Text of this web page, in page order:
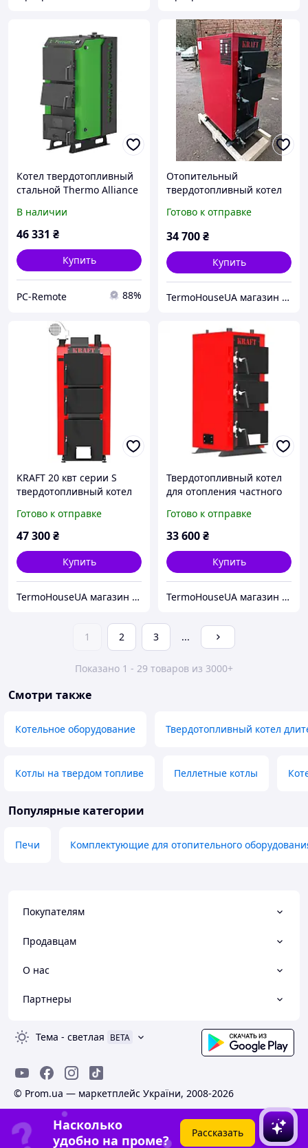
Котел твердотопливный
стальной Thermo Alliance
В наличии
46 331 ₴
Купить
PC-Remote 88%
Отопительный
твердотопливный котел
Площадь 200 м2
Готово к отправке
34 700₴
Купить
TermoHouseUA магазин отопительного и климатического оборудования
KRAFT 20 квт серии S
твердотопливный котел
Готово к отправке
47 300₴
Купить
TermoHouseUA магазин отопительного и климатического оборудования
Твердотопливный котел
для отопления частного
мощностью 20 кВт
Площадь 200 м2
Готово к отправке
33 600₴
Купить
TermoHouseUA магазин отопительного и климатического оборудования
1 2 3 ...
Показано 1 - 29 товаров из 3000+
Смотри также
Котельное оборудование Твердотопливный котел
Котлы на твердом топливе Пеллетные котлы
Популярные категории
Печи Комплектующие для отопительного
Покупателям
Продавцам
О нас
Партнеры
Тема - светлая BETA
© Prom.ua — маркетплейс України, 2008-2026
Насколько
удобно на проме?
Рассказать